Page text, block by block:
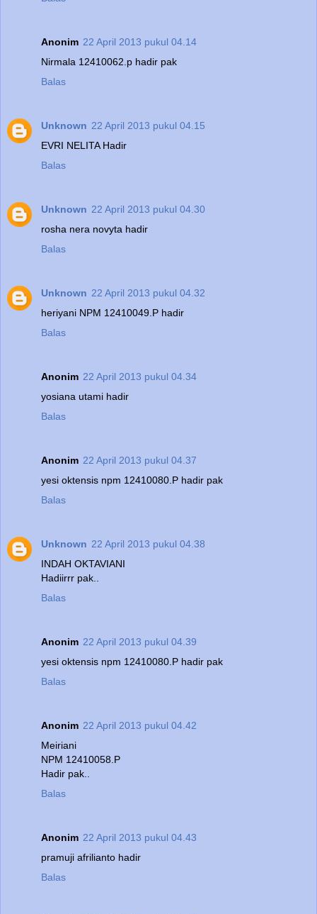
Anonim 22 April 2013 pukul 04.14
Nirmala 12410062.p hadir pak
Balas
Unknown 22 April 2013 pukul 04.15
EVRI NELITA Hadir
Balas
Unknown 22 April 2013 pukul 04.30
rosha nera novyta hadir
Balas
Unknown 22 April 2013 pukul 04.32
heriyani NPM 12410049.P hadir
Balas
Anonim 22 April 2013 pukul 04.34
yosiana utami hadir
Balas
Anonim 22 April 2013 pukul 04.37
yesi oktensis npm 12410080.P hadir pak
Balas
Unknown 22 April 2013 pukul 04.38
INDAH OKTAVIANI
Hadiirrr pak..
Balas
Anonim 22 April 2013 pukul 04.39
yesi oktensis npm 12410080.P hadir pak
Balas
Anonim 22 April 2013 pukul 04.42
Meiriani
NPM 12410058.P
Hadir pak..
Balas
Anonim 22 April 2013 pukul 04.43
pramuji afrilianto hadir
Balas